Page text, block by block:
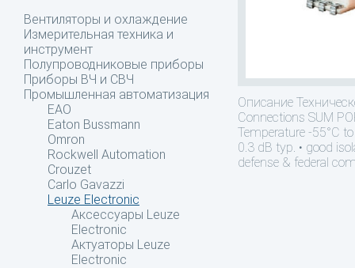
Вентиляторы и охлаждение
Измерительная техника и
инструмент
Полупроводниковые приборы
Приборы ВЧ и СВЧ
Промышленная автоматизация
EAO
Eaton Bussmann
Omron
Rockwell Automation
Crouzet
Carlo Gavazzi
Leuze Electronic
Аксессуары Leuze
Electronic
Актуаторы Leuze
Electronic
Описание
Connections SUM
Temperature -55°C
0.3 dB typ. • good
defense & federal